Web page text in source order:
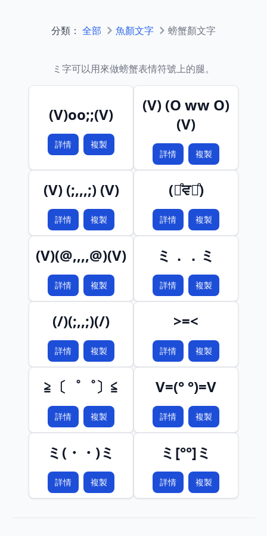
分類： 全部 魚顏文字 螃蟹顏文字
ミ字可以用來做螃蟹表情符號上的腿。
(V)oo;;(V)
詳情 複製
(V) (O ww O)
(V)
詳情 複製
(V) (;,,,;) (V)
詳情 複製
(ꄱͦਵꄱͦ)
詳情 複製
(V)(@,,,,@)(V)
詳情 複製
ミ．．ミ
詳情 複製
(/)(;,,;)(/)
詳情 複製
>=<
詳情 複製
≧〔゜゜〕≦
詳情 複製
V=(° °)=V
詳情 複製
ミ(・・)ミ
詳情 複製
ミ[°°]ミ
詳情 複製